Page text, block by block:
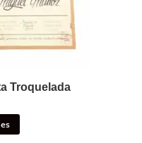
Troquelada